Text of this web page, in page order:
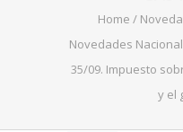
Home /
Novedades
35/09. Impuesto
y el